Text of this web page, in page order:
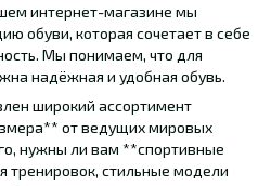
интернет-магазине мы
обуви, которая сочетает в себе
Мы понимаем, что для
надёжная и удобная обувь.
широкий ассортимент
от ведущих мировых
нужны ли вам **спортивные
тренировок, стильные модели